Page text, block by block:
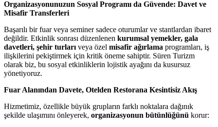
Organizasyonunuzun Sosyal Programı da Güvende: Davet ve
Misafir Transferleri
Başarılı bir fuar veya seminer sadece oturumlar ve stantlardan ibaret
değildir. Etkinlik sonrası düzenlenen kurumsal yemekler, gala
davetleri, şehir turları veya özel misafir ağırlama programları, iş
ilişkilerini pekiştirmek için kritik öneme sahiptir. Süren Turizm
olarak biz, bu sosyal etkinliklerin lojistik ayağını da kusursuz
yönetiyoruz.
Fuar Alanından Davete, Otelden Restorana Kesintisiz Akış
Hizmetimiz, özellikle büyük grupların farklı noktalara dağınık
şekilde ulaşımını önleyerek, organizasyonun bütünlüğünü korur: